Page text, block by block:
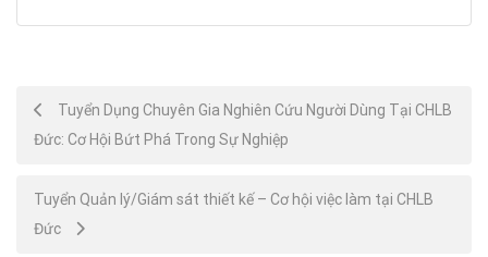
Post
navigation
Tuyển Dụng Chuyên Gia Nghiên Cứu Người Dùng Tại CHLB
Đức: Cơ Hội Bứt Phá Trong Sự Nghiệp
Tuyển Quản lý/Giám sát thiết kế – Cơ hội việc làm tại CHLB
Đức